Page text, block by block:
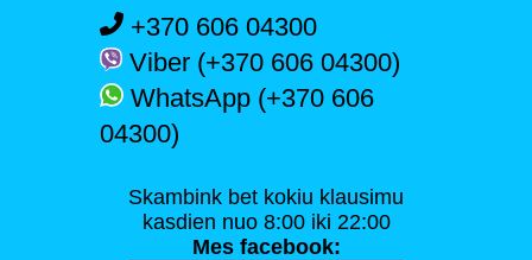
+370 606 04300
Viber (+370 606 04300)
WhatsApp (+370 606
04300)
Skambink bet kokiu klausimu
kasdien nuo 8:00 iki 22:00
Mes facebook: